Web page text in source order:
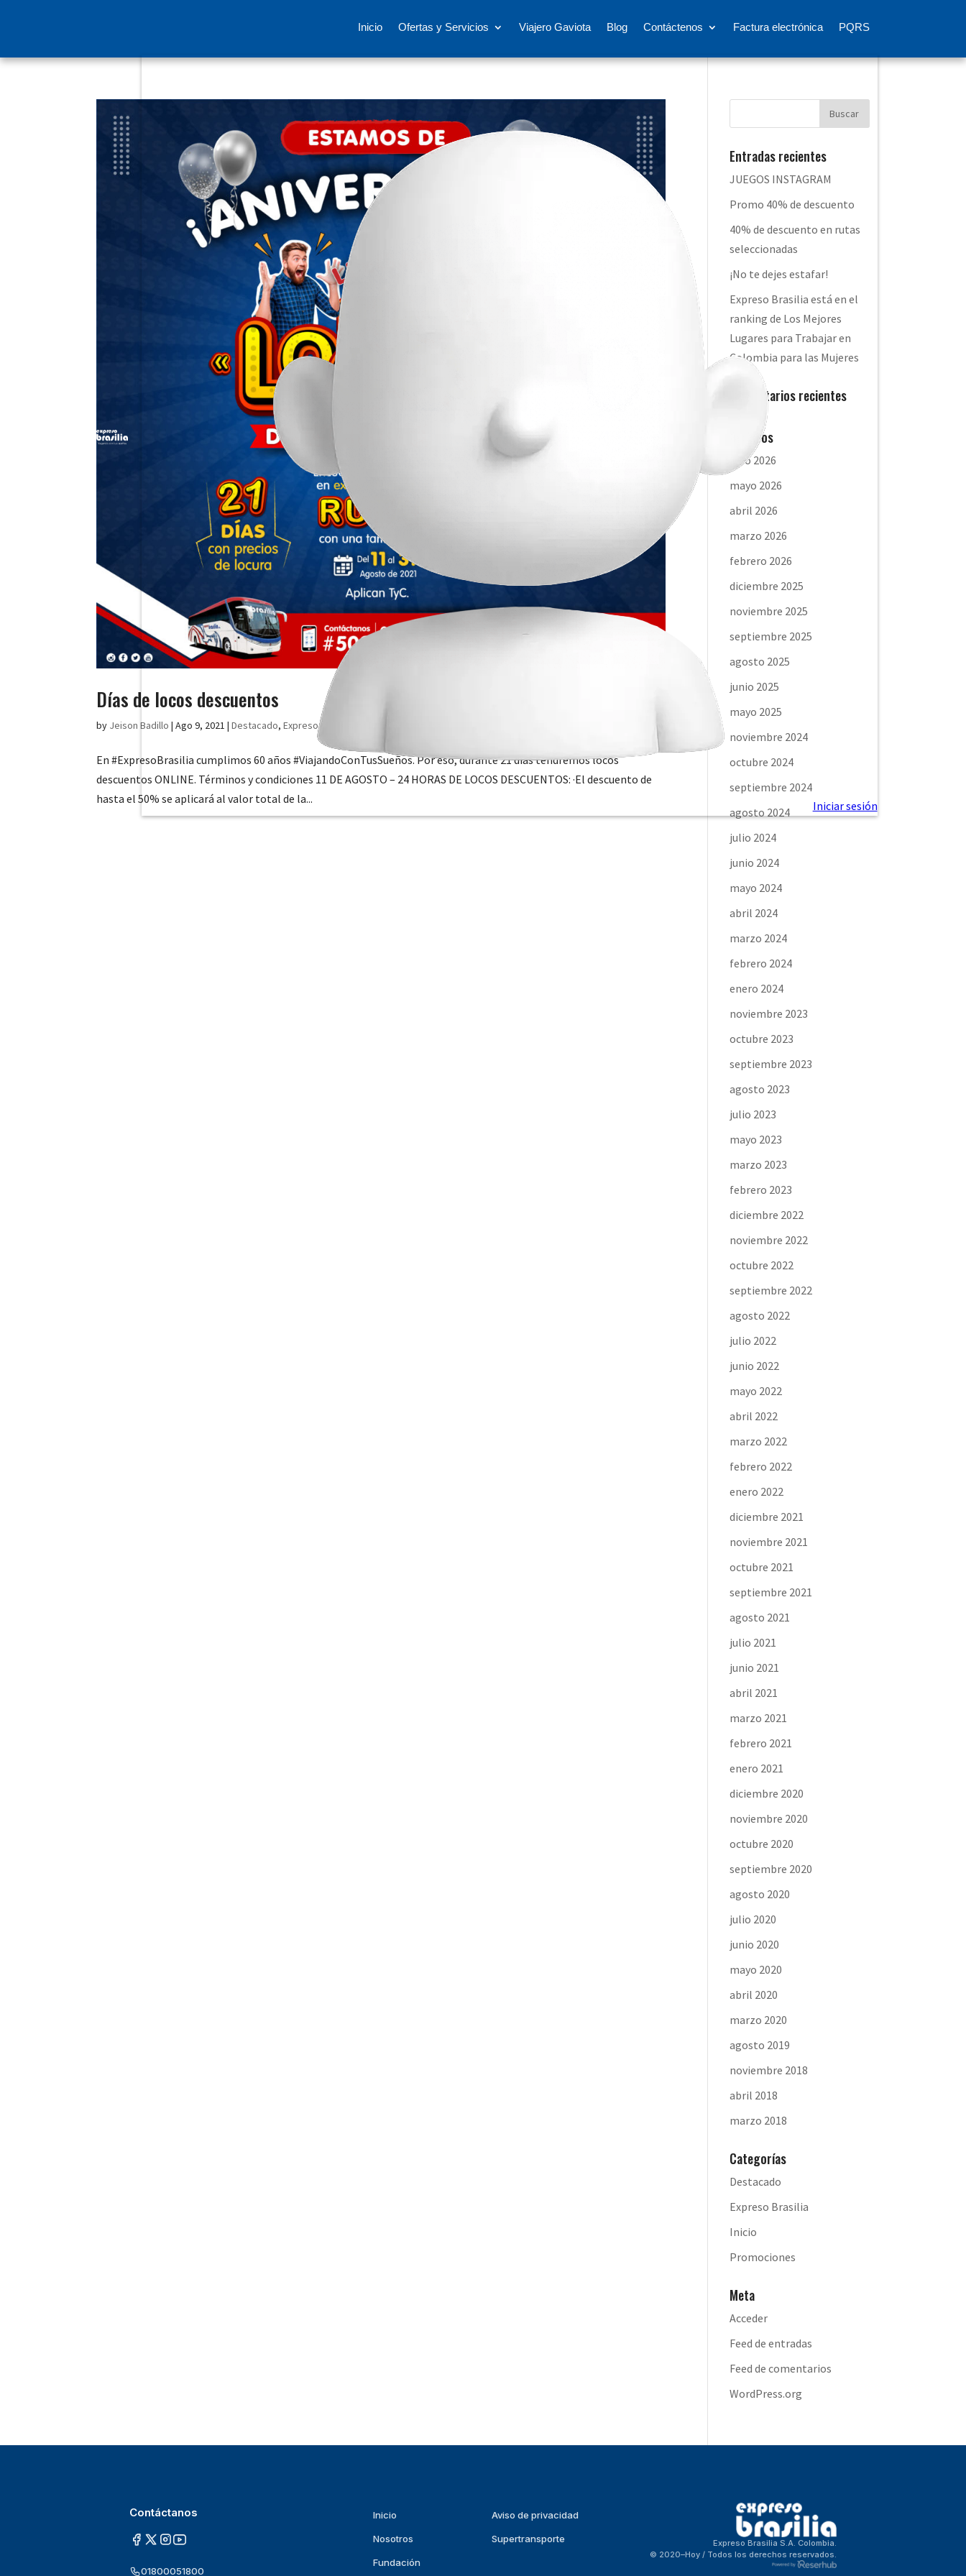
Inicio Ofertas y Servicios Viajero Gaviota Blog Contáctenos Factura electrónica PQRS
Días de locos descuentos
by Jeison Badillo |Ago 9, 2021 |Destacado,Expreso Brasilia
En #ExpresoBrasilia cumplimos 60 años #ViajandoConTusSueños. Por eso, durante 21 días tendremos locos
descuentos ONLINE. Términos y condiciones 11 DE AGOSTO – 24 HORAS DE LOCOS DESCUENTOS: ·El descuento de
hasta el 50% se aplicará al valor total de la...
Entradas recientes
JUEGOS INSTAGRAM
Promo 40% de descuento
40% de descuento en rutas
seleccionadas
¡No te dejes estafar!
Expreso Brasilia está en el
ranking de Los Mejores
Lugares para Trabajar en
Colombia para las Mujeres
Comentarios recientes
Archivos
julio 2026
mayo 2026
abril 2026
marzo 2026
febrero 2026
diciembre 2025
noviembre 2025
septiembre 2025
agosto 2025
junio 2025
mayo 2025
noviembre 2024
octubre 2024
septiembre 2024
agosto 2024
julio 2024
junio 2024
mayo 2024
abril 2024
marzo 2024
febrero 2024
enero 2024
noviembre 2023
octubre 2023
septiembre 2023
agosto 2023
julio 2023
mayo 2023
marzo 2023
febrero 2023
diciembre 2022
noviembre 2022
octubre 2022
septiembre 2022
agosto 2022
julio 2022
junio 2022
mayo 2022
abril 2022
marzo 2022
febrero 2022
enero 2022
diciembre 2021
noviembre 2021
octubre 2021
septiembre 2021
agosto 2021
julio 2021
junio 2021
abril 2021
marzo 2021
febrero 2021
enero 2021
diciembre 2020
noviembre 2020
octubre 2020
septiembre 2020
agosto 2020
julio 2020
junio 2020
mayo 2020
abril 2020
marzo 2020
agosto 2019
noviembre 2018
abril 2018
marzo 2018
Categorías
Destacado
Expreso Brasilia
Inicio
Promociones
Meta
Acceder
Feed de entradas
Feed de comentarios
WordPress.org
Contáctanos
01800051800
Inicio Aviso de privacidad
Nosotros Supertransporte
Fundación
Expreso Brasilia S.A. Colombia.
© 2020–Hoy / Todos los derechos reservados.